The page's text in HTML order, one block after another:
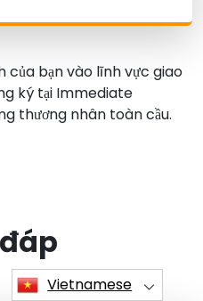
của bạn vào lĩnh vực giao
ký tại Immediate
thương nhân toàn cầu.
Vietnamese